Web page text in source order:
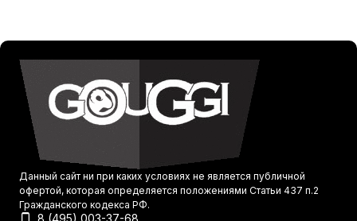
Данный сайт ни при каких условиях не является публичной
офертой, которая определяется положениями Статьи 437 п.2
Гражданского кодекса РФ.
8 (495) 003-37-68